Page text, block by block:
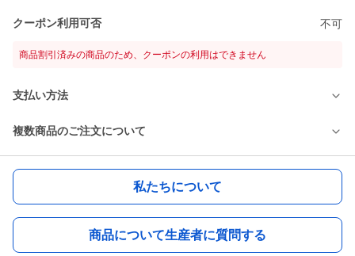
クーポン利用可否 不可
商品割引済みの商品のため、クーポンの利用はできません
支払い方法
複数商品のご注文について
私たちについて
商品について生産者に質問する